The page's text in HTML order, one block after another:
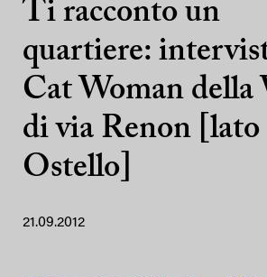
Ti racconto un
quartiere:
Cat Woman della
di via Renon [lato
Ostello]
21.09.2012